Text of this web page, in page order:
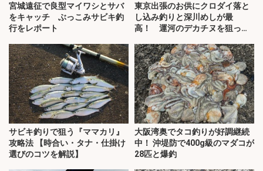
宮城遠征で良型マイワシとサバ
をキャッチ ぶっこみサビキ釣
行をレポート
東京出張のお供にクロダイ落と
し込み釣りと深川めしが最
高！ 運河のデカチヌを狙って
サビキ釣りで狙う『ママカリ』
攻略法 【時合い・タナ・仕掛け
選びのコツを解説】
大阪湾奥でタコ釣りが好調継続
中！ 沖堤防で400g級のマダコが
28匹と爆釣